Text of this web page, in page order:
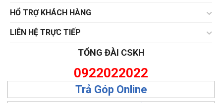
HỔ TRỢ KHÁCH HÀNG
LIÊN HỆ TRỰC TIẾP
TỔNG ĐÀI CSKH
0922022022
Trả Góp Online